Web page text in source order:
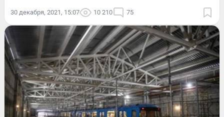
30 декабря, 2021, 15:07 10 210 75